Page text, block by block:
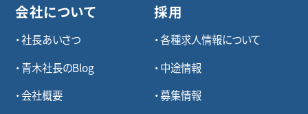
会社について
社長あいさつ
青木社長のBlog
会社概要
採用
各種求⼈情報について
中途情報
募集情報